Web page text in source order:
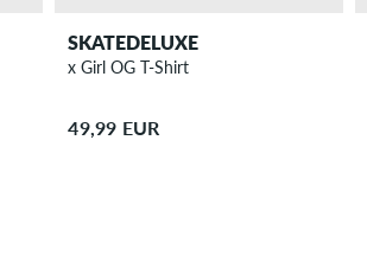
SKATEDELUXE
x Girl OG T-Shirt
49,99 EUR